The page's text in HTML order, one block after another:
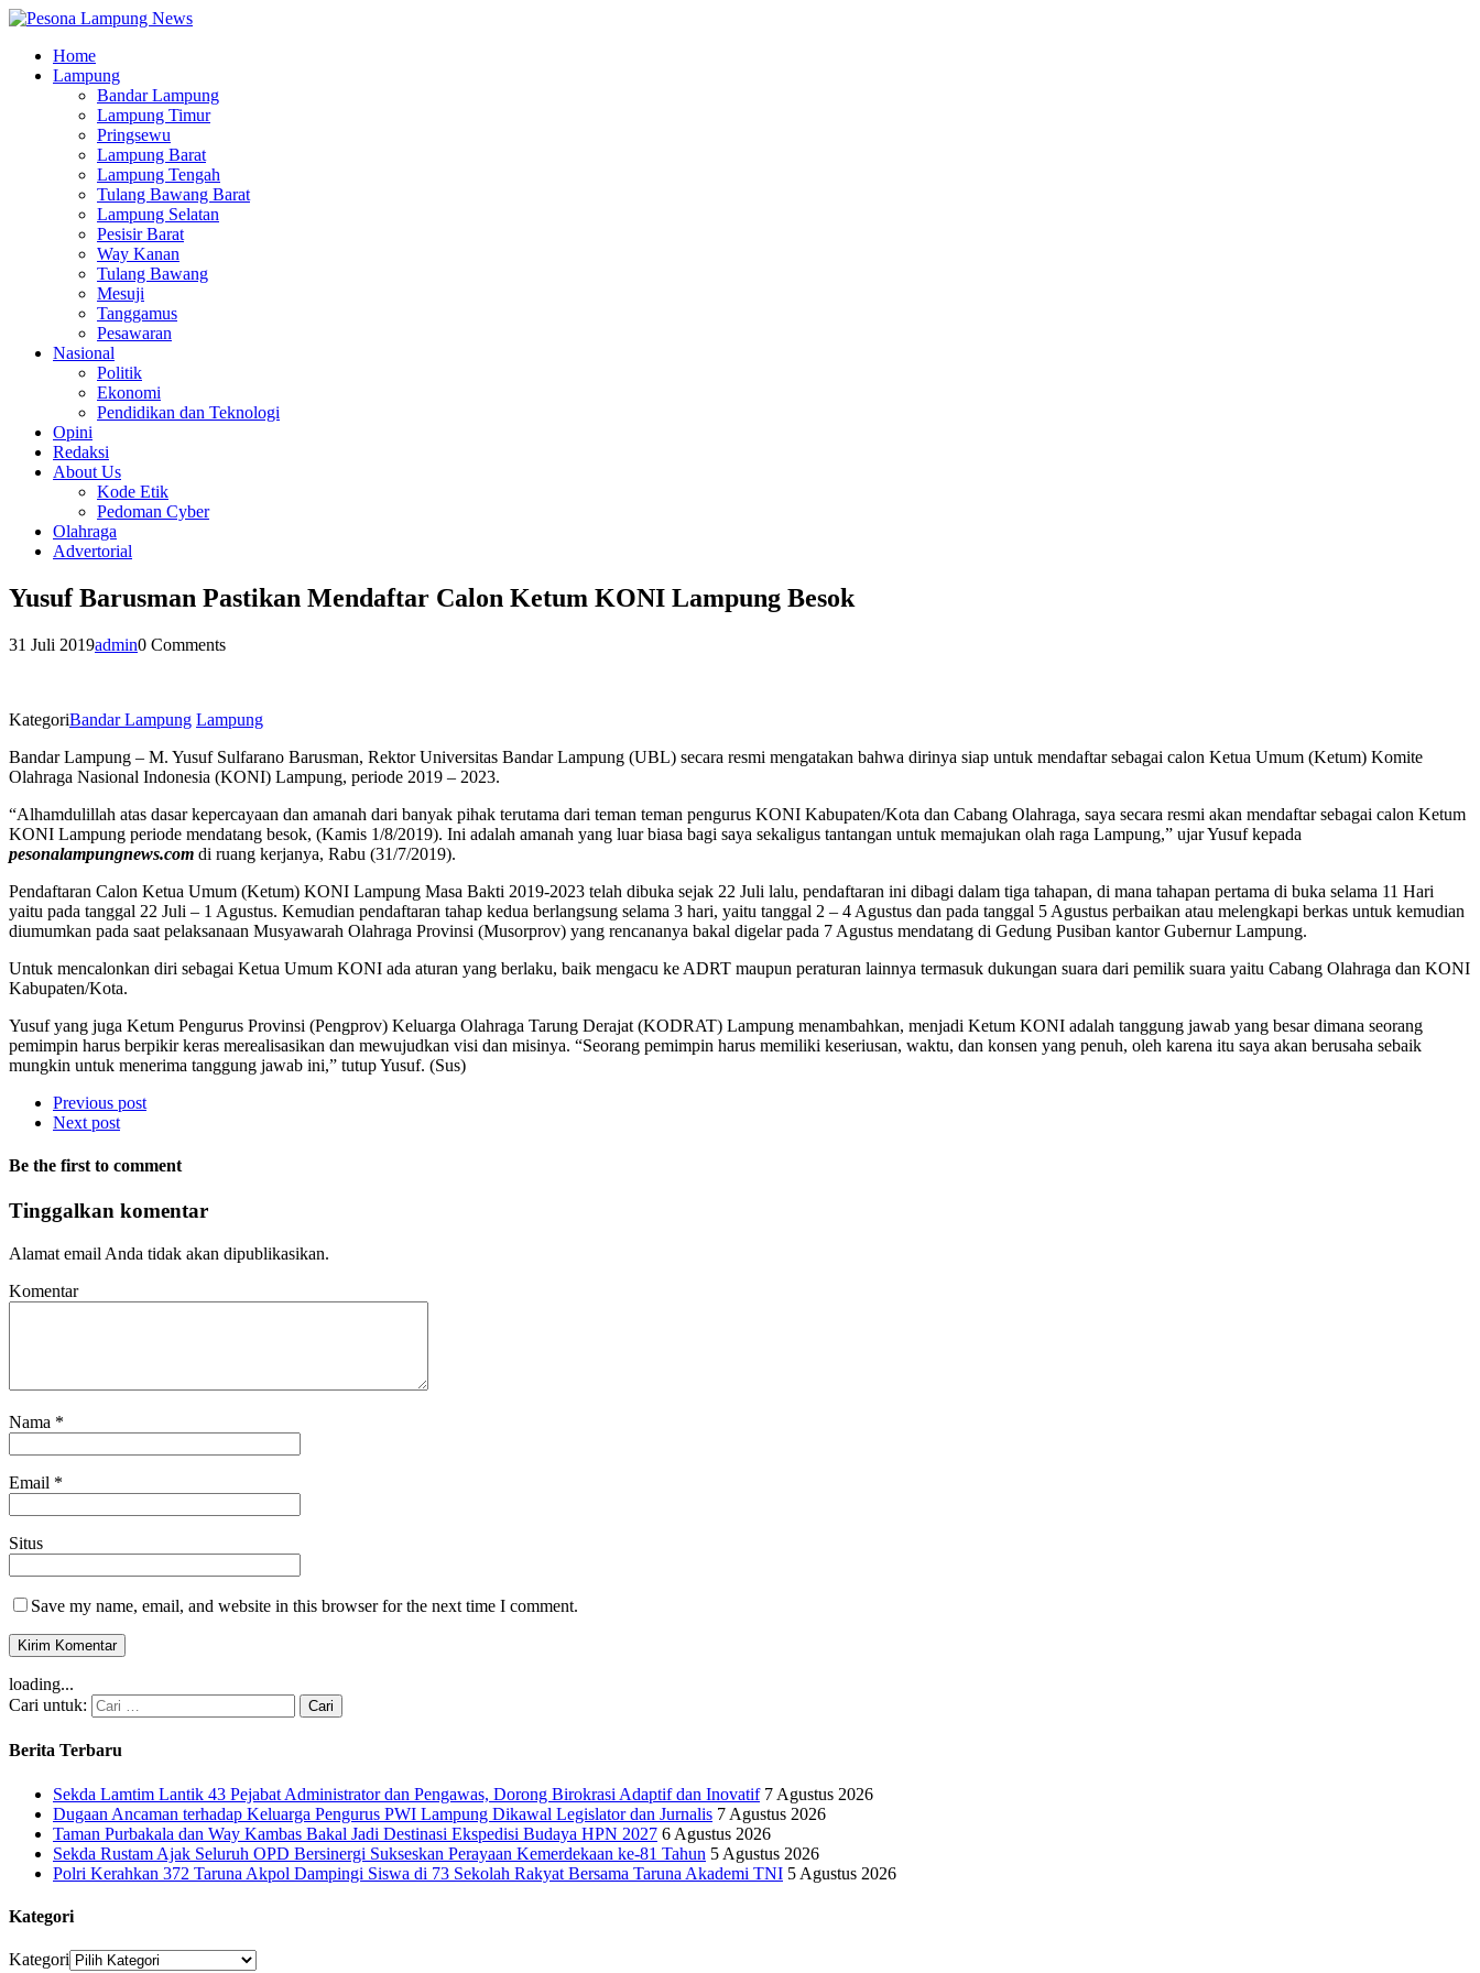
Home
Lampung
Bandar Lampung
Lampung Timur
Pringsewu
Lampung Barat
Lampung Tengah
Tulang Bawang Barat
Lampung Selatan
Pesisir Barat
Way Kanan
Tulang Bawang
Mesuji
Tanggamus
Pesawaran
Nasional
Politik
Ekonomi
Pendidikan dan Teknologi
Opini
Redaksi
About Us
Kode Etik
Pedoman Cyber
Olahraga
Advertorial
Yusuf Barusman Pastikan Mendaftar Calon Ketum KONI Lampung Besok
31 Juli 2019admin0 Comments
KategoriBandar Lampung Lampung
Bandar Lampung – M. Yusuf Sulfarano Barusman, Rektor Universitas Bandar Lampung (UBL) secara resmi mengatakan bahwa dirinya siap untuk mendaftar sebagai calon Ketua Umum (Ketum) Komite
Olahraga Nasional Indonesia (KONI) Lampung, periode 2019 – 2023.
“Alhamdulillah atas dasar kepercayaan dan amanah dari banyak pihak terutama dari teman teman pengurus KONI Kabupaten/Kota dan Cabang Olahraga, saya secara resmi akan mendaftar sebagai calon Ketum
KONI Lampung periode mendatang besok, (Kamis 1/8/2019). Ini adalah amanah yang luar biasa bagi saya sekaligus tantangan untuk memajukan olah raga Lampung,” ujar Yusuf kepada
pesonalampungnews.com di ruang kerjanya, Rabu (31/7/2019).
Pendaftaran Calon Ketua Umum (Ketum) KONI Lampung Masa Bakti 2019-2023 telah dibuka sejak 22 Juli lalu, pendaftaran ini dibagi dalam tiga tahapan, di mana tahapan pertama di buka selama 11 Hari
yaitu pada tanggal 22 Juli – 1 Agustus. Kemudian pendaftaran tahap kedua berlangsung selama 3 hari, yaitu tanggal 2 – 4 Agustus dan pada tanggal 5 Agustus perbaikan atau melengkapi berkas untuk kemudian
diumumkan pada saat pelaksanaan Musyawarah Olahraga Provinsi (Musorprov) yang rencananya bakal digelar pada 7 Agustus mendatang di Gedung Pusiban kantor Gubernur Lampung.
Untuk mencalonkan diri sebagai Ketua Umum KONI ada aturan yang berlaku, baik mengacu ke ADRT maupun peraturan lainnya termasuk dukungan suara dari pemilik suara yaitu Cabang Olahraga dan KONI
Kabupaten/Kota.
Yusuf yang juga Ketum Pengurus Provinsi (Pengprov) Keluarga Olahraga Tarung Derajat (KODRAT) Lampung menambahkan, menjadi Ketum KONI adalah tanggung jawab yang besar dimana seorang
pemimpin harus berpikir keras merealisasikan dan mewujudkan visi dan misinya. “Seorang pemimpin harus memiliki keseriusan, waktu, dan konsen yang penuh, oleh karena itu saya akan berusaha sebaik
mungkin untuk menerima tanggung jawab ini,” tutup Yusuf. (Sus)
Previous post
Next post
Be the first to comment
Tinggalkan komentar
Alamat email Anda tidak akan dipublikasikan.
Komentar
Nama *
Email *
Situs
Save my name, email, and website in this browser for the next time I comment.
loading...
Cari untuk:
Berita Terbaru
Sekda Lamtim Lantik 43 Pejabat Administrator dan Pengawas, Dorong Birokrasi Adaptif dan Inovatif 7 Agustus 2026
Dugaan Ancaman terhadap Keluarga Pengurus PWI Lampung Dikawal Legislator dan Jurnalis 7 Agustus 2026
Taman Purbakala dan Way Kambas Bakal Jadi Destinasi Ekspedisi Budaya HPN 2027 6 Agustus 2026
Sekda Rustam Ajak Seluruh OPD Bersinergi Sukseskan Perayaan Kemerdekaan ke-81 Tahun 5 Agustus 2026
Polri Kerahkan 372 Taruna Akpol Dampingi Siswa di 73 Sekolah Rakyat Bersama Taruna Akademi TNI 5 Agustus 2026
Kategori
Kategori